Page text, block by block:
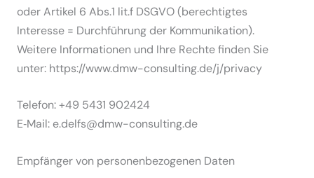
oder Artikel 6 Abs.1 lit.f DSGVO (berech­tigtes
Interesse = Durch­führung der Kommu­ni­kation).
Weitere Infor­ma­tionen und Ihre Rechte finden Sie
unter: https://www.dmw-consulting.de/j/privacy
Telefon: +49 5431 902424
E‑Mail: e.delfs@dmw-consulting.de
Empfänger von perso­nen­be­zo­genen Daten